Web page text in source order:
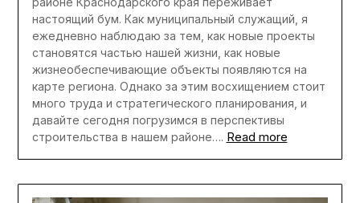
настоящий бум. Как муниципальный служащий, я
ежедневно наблюдаю за тем, как новые проекты
становятся частью нашей жизни, как новые
жизнеобеспечивающие объекты появляются на
карте региона. Однако за этим восхищением стоит
много труда и стратегического планирования, и
давайте сегодня погрузимся в перспективы
строительства в нашем районе…. Read more